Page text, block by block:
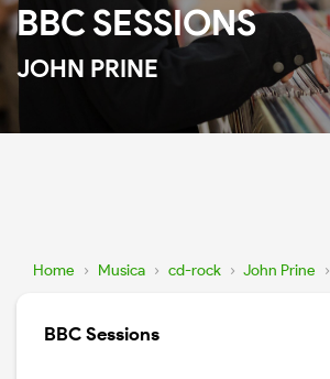
BBC SESSIONS
JOHN PRINE
Home › Musica › cd-rock › John Prine ›
BBC Sessions